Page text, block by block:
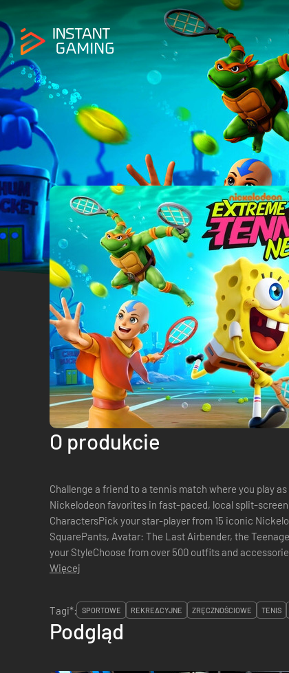
O produkcie
Challenge a friend to a tennis match where you play
Nickelodeon favorites in fast-paced, local split-
CharactersPick your star-player from 15 iconic
SquarePants, Avatar: The Last Airbender, the
your StyleChoose from over 500 outfits and
character your way, showing off your personality on
Więcej
Tagi*:
SPORTOWE REKREACYJNE ZRĘCZNOŚCIOWE TENIS
Podgląd